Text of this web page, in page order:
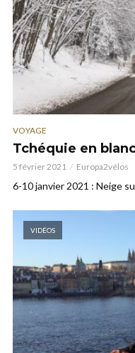
VOYAGE
Tchéquie en
5 février 2021 Europa2vélos
6-10 janvier 2021 : Neige
VIDÉOS